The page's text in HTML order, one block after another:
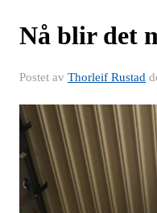
Nå blir det
Postet av Thorleif Rustad